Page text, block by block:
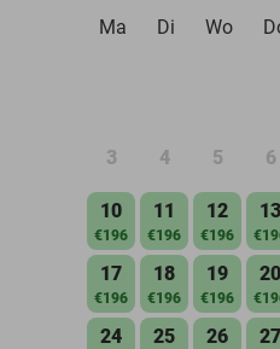
Ma
Di Wo
3 4 5 6
10
€196
11
€196
12
€196
13
17
€196
18
€196
19
€196
20
24 25 26 27